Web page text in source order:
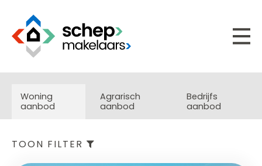
Woning
aanbod
Agrarisch
aanbod
Bedrijfs
aanbod
TOON FILTER